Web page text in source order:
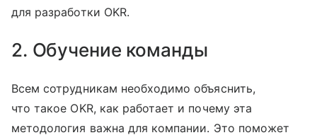
для разработки OKR.
2. Обучение команды
Всем сотрудникам необходимо объяснить,
что такое OKR, как работает и почему эта
методология важна для компании. Это поможет